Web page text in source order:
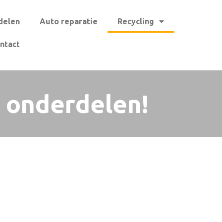
Auto reparatie Recycling